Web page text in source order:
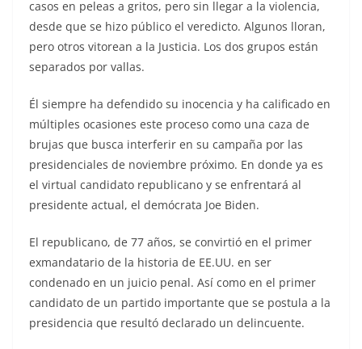
casos en peleas a gritos, pero sin llegar a la violencia,
desde que se hizo público el veredicto. Algunos lloran,
pero otros vitorean a la Justicia. Los dos grupos están
separados por vallas.
Él siempre ha defendido su inocencia y ha calificado en
múltiples ocasiones este proceso como una caza de
brujas que busca interferir en su campaña por las
presidenciales de noviembre próximo. En donde ya es
el virtual candidato republicano y se enfrentará al
presidente actual, el demócrata Joe Biden.
El republicano, de 77 años, se convirtió en el primer
exmandatario de la historia de EE.UU. en ser
condenado en un juicio penal. Así como en el primer
candidato de un partido importante que se postula a la
presidencia que resultó declarado un delincuente.